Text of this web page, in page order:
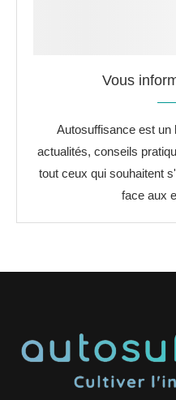
Vous
Autosuffisance est un
actualités, conseils
tout ceux qui souhaitent
face aux